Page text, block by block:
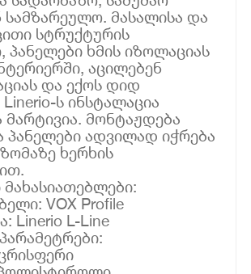
სამზარეულო. მასალისა და
სტრუქტურის
პანელები ხმის იზოლაციას
აცილებენ
და ექოს დიდ
ს ინსტალაცია
მონტაჟდება
პანელები ადვილად იჭრება
ხერხის
მახასიათებლები:
VOX Profile
Linerio L-Line